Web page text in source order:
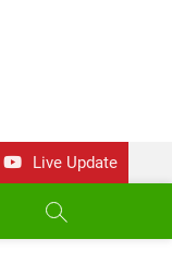
Live Update